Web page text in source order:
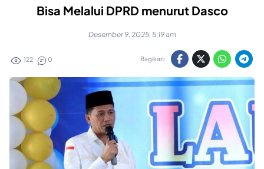
Bisa Melalui DPRD menurut Dasco
Desember 9, 2025, 5:19 am
122 0 Bagikan: